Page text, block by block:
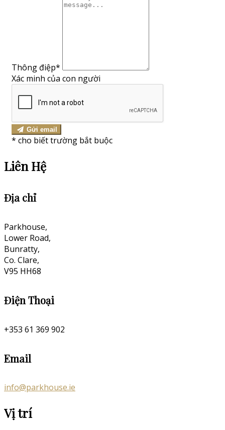
Thông điệp*
Xác minh của con người
Gửi email
* cho biết trường bắt buộc
Liên Hệ
Địa chỉ
Parkhouse,
Lower Road,
Bunratty,
Co. Clare,
V95 HH68
Điện Thoại
+353 61 369 902
Email
info@parkhouse.ie
Vị trí